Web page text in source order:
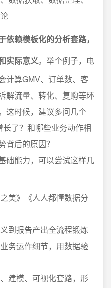
赖模板化的分析套路，
实际意义。举个例子，电
计算GMV、订单数、客
解流量、转化、复购等环
这时候，建议多问几个
长了？和哪些业务动作相
背后的原因？
础能力，可以尝试这样几
美》《人人都懂数据分
到报告产出全流程锻炼
务运作细节，用数据验
建模、可视化套路，形